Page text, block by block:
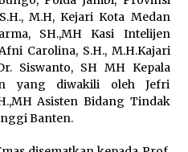
M.H, Kejari Kota Medan
SH.,MH Kasi Intelijen
Carolina, S.H., M.H.Kajari
Siswanto, SH MH Kepala
yang diwakili oleh Jefri
Asisten Bidang Tindak
Banten.